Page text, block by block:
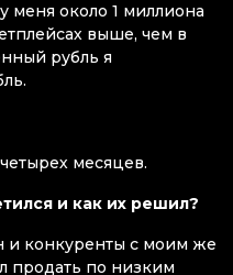
меня около 1 миллиона
выше, чем в
рубль я
месяцев.
и как их решил?
и конкуренты с моим же
продать по низким